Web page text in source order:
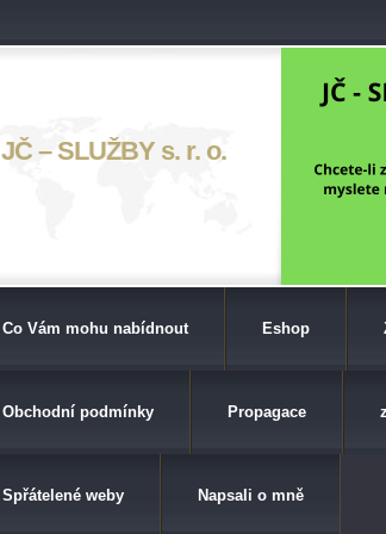
JČ – SLUŽBY s. r. o.
Co Vám mohu nabídnout Eshop
Obchodní podmínky Propagace
Spřátelené weby Napsali o mně